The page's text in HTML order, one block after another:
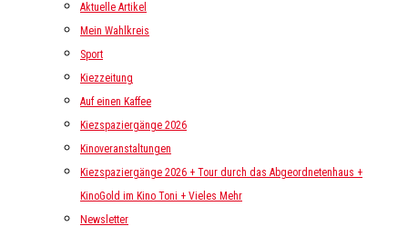
Aktuelle Artikel
Mein Wahlkreis
Sport
Kiezzeitung
Auf einen Kaffee
Kiezspaziergänge 2026
Kinoveranstaltungen
Kiezspaziergänge 2026 + Tour durch das Abgeordnetenhaus +
KinoGold im Kino Toni + Vieles Mehr
Newsletter